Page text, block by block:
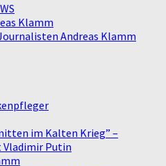
Klamm
Andreas Klamm
im Kalten Krieg” –
Putin